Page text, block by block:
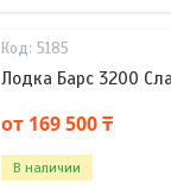
5185
Лодка Барс 3200
от 169 500 ₸
В наличии